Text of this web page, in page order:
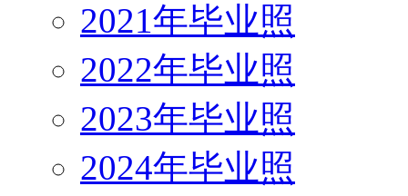
2021年毕业照
2022年毕业照
2023年毕业照
2024年毕业照